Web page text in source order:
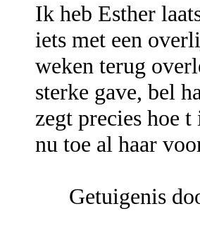
Ik heb Esther
iets met een
weken terug
sterke gave, bel
zegt precies hoe
nu toe al haar
Getuigenis